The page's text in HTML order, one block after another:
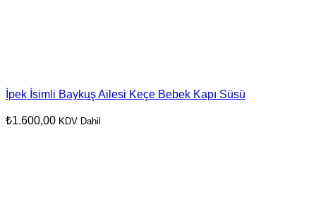
İpek İsimli Baykuş Ailesi Keçe Bebek Kapı Süsü
₺1.600,00 KDV Dahil